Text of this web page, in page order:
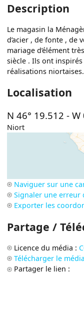
Description
Le magasin la
d’acier , de fonte , de
mariage d’élément
siècle . Ils ont inspirés
réalisations niortaises.
Localisation
N 46° 19.512 -W
Niort
Naviguer sur une
Signaler une erreur
Exporter les
Partage /
Licence du média :
Télécharger le média
Partager le lien :